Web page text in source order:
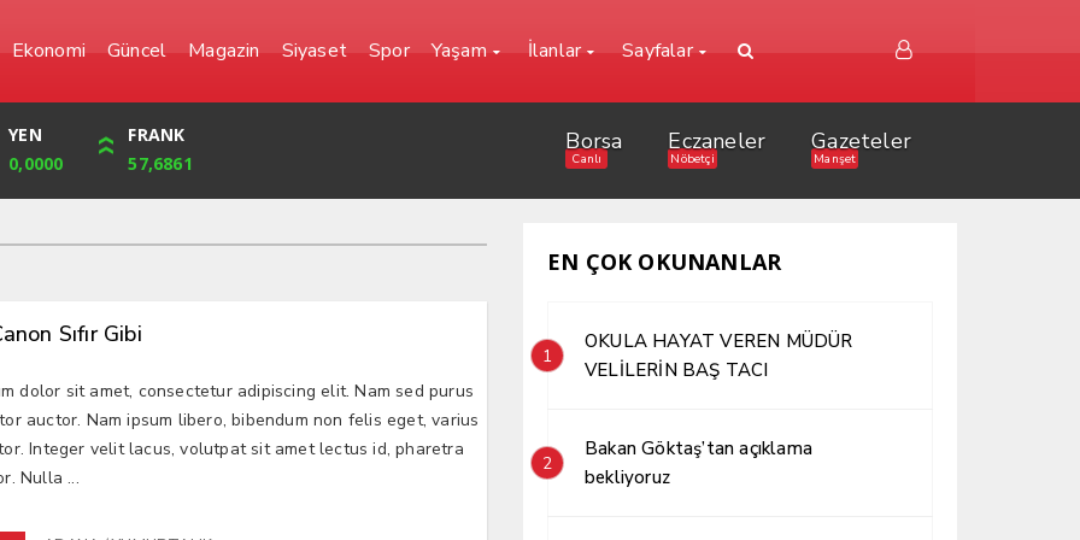
Ekonomi Güncel Magazin Siyaset Spor Yaşam İlanlar Sayfalar
YEN
0,0000
FRANK
57,6861
CUMHURİYET
42,104,00
Borsa
Canlı
Eczaneler
Nöbetçi
Gazeteler
Manşet
Sıfır Gibi
dolor sit amet, consectetur adipiscing elit. Nam sed purus
auctor. Nam ipsum libero, bibendum non felis eget, varius
Integer velit lacus, volutpat sit amet lectus id, pharetra
Nulla ...
EN ÇOK OKUNANLAR
1
OKULA HAYAT VEREN MÜDÜR
VELİLERİN BAŞ TACI
2
Bakan Göktaş’tan açıklama
bekliyoruz